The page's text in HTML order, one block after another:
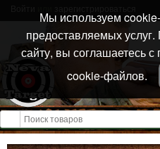
Открыть меню
Мы используем
предоставляемых
сайту, вы соглашаетесь
cookie-файлов.